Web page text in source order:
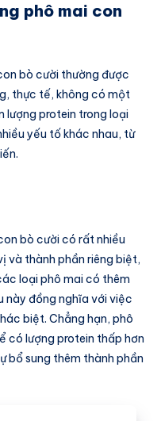
phô mai con
bò cười thường được
thực tế, không có một
lượng protein trong loại
yếu tố khác nhau, từ
bò cười có rất nhiều
và thành phần riêng biệt,
loại phô mai có thêm
này đồng nghĩa với việc
biệt. Chẳng hạn, phô
có lượng protein thấp hơn
bổ sung thêm thành phần